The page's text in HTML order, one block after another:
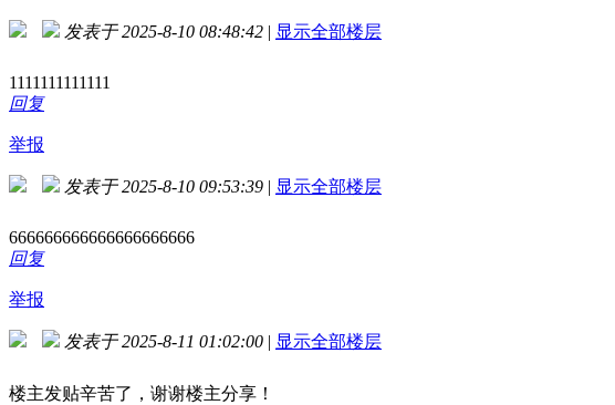
发表于 2025-8-10 08:48:42 | 显示全部楼层
1111111111111
回复
举报
发表于 2025-8-10 09:53:39 | 显示全部楼层
666666666666666666666
回复
举报
发表于 2025-8-11 01:02:00 | 显示全部楼层
楼主发贴辛苦了，谢谢楼主分享！